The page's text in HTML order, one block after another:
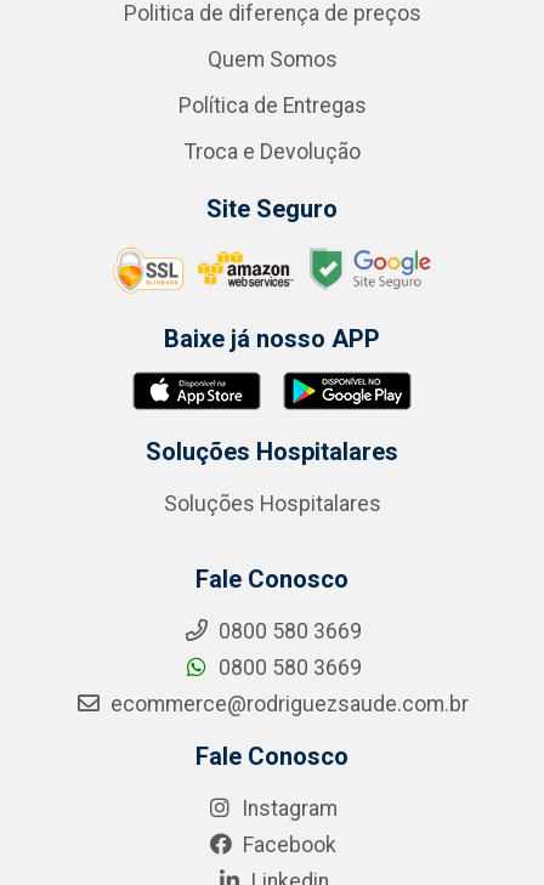
Politica de diferença de preços
Quem Somos
Política de Entregas
Troca e Devolução
Site Seguro
Baixe já nosso APP
Soluções Hospitalares
Soluções Hospitalares
Fale Conosco
0800 580 3669
0800 580 3669
ecommerce@rodriguezsaude.com.br
Fale Conosco
Instagram
Facebook